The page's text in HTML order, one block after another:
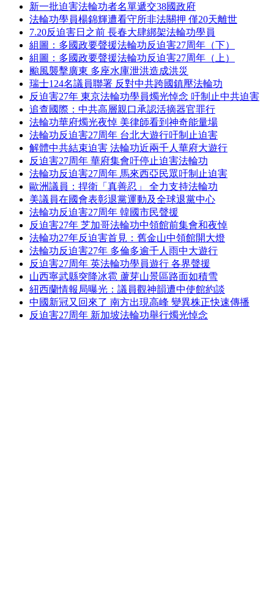
新一批迫害法輪功者名單遞交38國政府
法輪功學員楊錦輝遭看守所非法關押 僅20天離世
7.20反迫害日之前 長春大肆綁架法輪功學員
組圖：多國政要聲援法輪功反迫害27周年（下）
組圖：多國政要聲援法輪功反迫害27周年（上）
颱風襲擊廣東 多座水庫泄洪造成洪災
瑞士124名議員聯署 反對中共跨國鎮壓法輪功
反迫害27年 東京法輪功學員燭光悼念 吁制止中共迫害
追查國際：中共高層親口承認活摘器官罪行
法輪功華府燭光夜悼 美律師看到神奇能量場
法輪功反迫害27周年 台北大遊行吁制止迫害
解體中共結束迫害 法輪功近兩千人華府大遊行
反迫害27周年 華府集會吁停止迫害法輪功
法輪功反迫害27周年 馬來西亞民眾吁制止迫害
歐洲議員：捍衛「真善忍」 全力支持法輪功
美議員在國會表彰退黨運動及全球退黨中心
法輪功反迫害27周年 韓國市民聲援
反迫害27年 芝加哥法輪功中領館前集會和夜悼
法輪功27年反迫害首見：舊金山中領館開大燈
法輪功反迫害27年 多倫多逾千人雨中大遊行
反迫害27周年 英法輪功學員遊行 各界聲援
山西寧武縣突降冰雹 蘆芽山景區路面如積雪
紐西蘭情報局曝光：議員觀神韻遭中使館約談
中國新冠又回來了 南方出現高峰 變異株正快速傳播
反迫害27周年 新加坡法輪功舉行燭光悼念